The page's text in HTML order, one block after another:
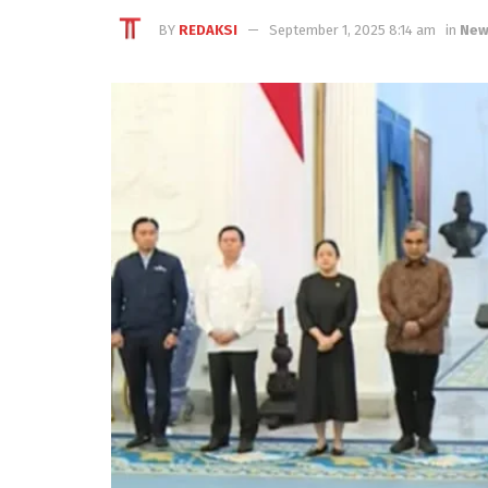
BY REDAKSI September 1, 2025 8:14 am in